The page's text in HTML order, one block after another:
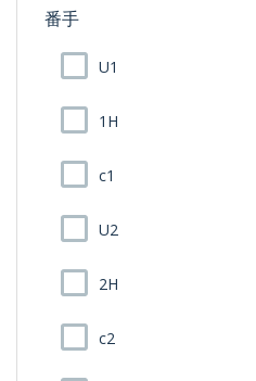
番手
U1
1H
c1
U2
2H
c2